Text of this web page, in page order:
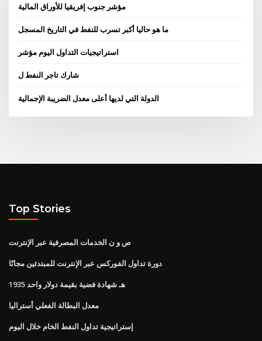
مؤشر جنوب إفريقيا للأوراق المالية
ما هو حاليا أكبر تسرب للنفط في التاريخ المسجل
استراتيجيات التداول اليوم مؤشر
شارك تاجر النفط ل
الدولة التي لديها أعلى معدل الضريبة الإجمالية
Top Stories
ص و ن الخدمات المصرفية عبر الإنترنت
دورة تداول الفوركس عبر الإنترنت للمبتدئين مجانًا
1935 هـ شهادة فضية بقيمة دولار واحد
معدل البطالة الفعلي أستراليا
إستراتيجية تداول النفط الخام خلال اليوم